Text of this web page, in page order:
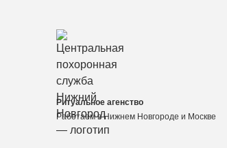
Ритуальное агенство
Работаем в Нижнем Новгороде и Москве